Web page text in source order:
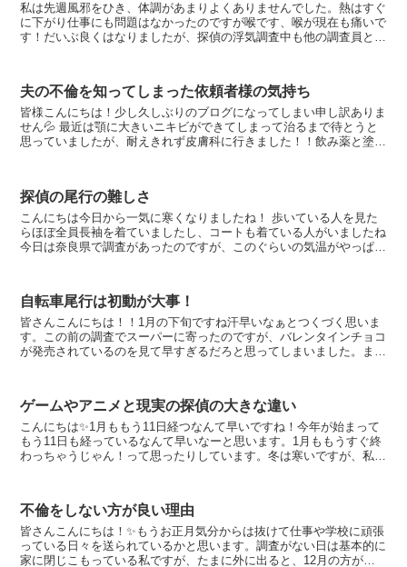
私は先週風邪をひき、体調があまりよくありませんでした。熱はすぐ
に下がり仕事にも問題はなかったのですが喉です、喉が現在も痛いで
す！だいぶ良くはなりましたが、探偵の浮気調査中も他の調査員との
夫の不倫を知ってしまった依頼者様の気持ち
皆様こんにちは！少し久しぶりのブログになってしまい申し訳ありま
せん💦 最近は顎に大きいニキビができてしまって治るまで待とうと
思っていましたが、耐えきれず皮膚科に行きました！！飲み薬と塗り
探偵の尾行の難しさ
こんにちは今日から一気に寒くなりましたね！ 歩いている人を見た
らほぼ全員長袖を着ていましたし、コートも着ている人がいましたね
今日は奈良県で調査があったのですが、このぐらいの気温がやっぱり
自転車尾行は初動が大事！
皆さんこんにちは！！1月の下旬ですね汗早いなぁとつくづく思いま
す。この前の調査でスーパーに寄ったのですが、バレンタインチョコ
が発売されているのを見て早すぎるだろと思ってしまいました。まだ
ゲームやアニメと現実の探偵の大きな違い
こんにちは✨1月ももう11日経つなんて早いですね！今年が始まって
もう11日も経っているなんて早いなーと思います。1月ももうすぐ終
わっちゃうじゃん！って思ったりしています。冬は寒いですが、私は
不倫をしない方が良い理由
皆さんこんにちは！✨もうお正月気分からは抜けて仕事や学校に頑張
っている日々を送られているかと思います。調査がない日は基本的に
家に閉じこもっている私ですが、たまに外に出ると、12月の方が人